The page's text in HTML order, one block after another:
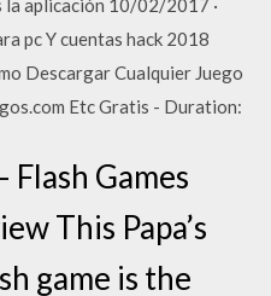
aplicación 10/02/2017 ·
pc Y cuentas hack 2018
Descargar Cualquier Juego
Etc Gratis - Duration:
Flash Games
This Papa’s
game is the